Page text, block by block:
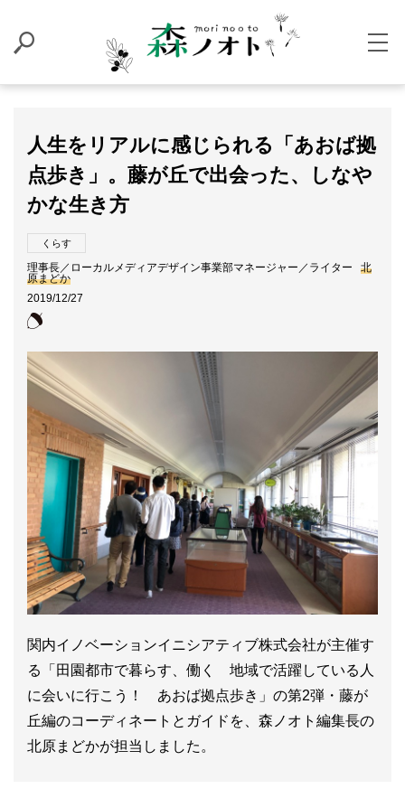
人生をリアルに感じられる「あおば拠
点歩き」。藤が丘で出会った、しなや
かな生き方
くらす
理事長／ローカルメディアデザイン事業部マネージャー／ライター
北
原まどか
2019/12/27
関内イノベーションイニシアティブ株式会社が主催す
る「田園都市で暮らす、働く 地域で活躍している人
に会いに行こう！ あおば拠点歩き」の第2弾・藤が
丘編のコーディネートとガイドを、森ノオト編集長の
北原まどかが担当しました。